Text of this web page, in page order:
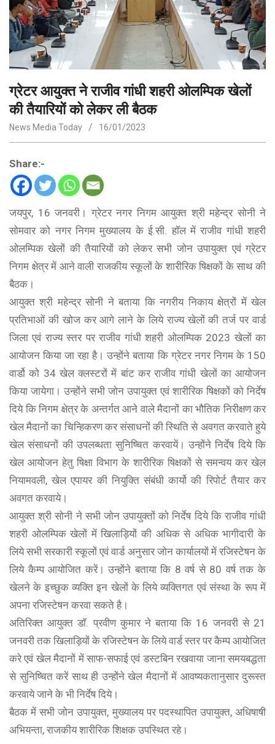
ग्रेटर आयुक्त ने राजीव गांधी शहरी ओलम्पिक खेलों
की तैयारियों को लेकर ली बैठक
News Media Today 16/01/2023
Share:-
जयपुर, 16 जनवरी। ग्रेटर नगर निगम आयुक्त श्री महेन्द्र सोनी ने
सोमवार को नगर निगम मुख्यालय के ई.सी. हाॅल में राजीव गांधी शहरी
ओलम्पिक खेलों की तैयारियों को लेकर सभी जोन उपायुक्त एवं ग्रेटर
निगम क्षेत्र में आने वाली राजकीय स्कूलों के शारीरिक षिक्षकों के साथ की
बैठक।
आयुक्त श्री महेन्द्र सोनी ने बताया कि नगरीय निकाय क्षेत्रों में खेल
प्रतिभाओं की खोज कर आगे लाने के लिये राज्य खेलों की तर्ज पर वार्ड
जिला एवं राज्य स्तर पर राजीव गांधी शहरी ओलम्पिक 2023 खेलों का
आयोजन किया जा रहा है। उन्होंने बताया कि ग्रेटर नगर निगम के 150
वार्डो को 34 खेल क्लस्टरों में बांट कर राजीव गांधी खेलों का आयोजन
किया जायेगा। उन्होंने सभी जोन उपायुक्त एवं शारीरिक षिक्षकों को निर्देष
दिये कि निगम क्षेत्र के अन्तर्गत आने वाले मैदानों का भौतिक निरीक्षण कर
खेल मैदानों का चिन्हिकरण कर संसाधनों की स्थिति से अवगत करवाते हुये
खेल संसाधनों की उपलब्धता सुनिष्चित करवायें। उन्होंने निर्देष दिये कि
खेल आयोजन हेतु षिक्षा विभाग के शारीरिक षिक्षकों से समन्वय कर खेल
नियामवली, खेल एपायर की नियुक्ति संबंधी कार्यो की रिपोर्ट तैयार कर
अवगत करवाये।
आयुक्त श्री सोनी ने सभी जोन उपायुक्तों को निर्देष दिये कि राजीव गांधी
शहरी ओलम्पिक खेलों में खिलाड़ियों की अधिक से अधिक भागीदारी के
लिये सभी सरकारी स्कूलों एवं वार्ड अनुसार जोन कार्यालयों में रजिस्टेषन के
लिये कैम्प आयोजित करें। उन्होंने बताया कि 8 वर्ष से 80 वर्ष तक के
खेलने के इच्छुक व्यक्ति इन खेलों के लिये व्यक्तिगत एवं संस्था के रूप में
अपना रजिस्टेषन करवा सकते है।
अतिरिक्त आयुक्त डाॅ. प्रवीण कुमार ने बताया कि 16 जनवरी से 21
जनवरी तक खिलाड़ियों के रजिस्टेषन के लिये वार्ड स्तर पर कैम्प आयोजित
करे एवं खेल मैदानों में साफ-सफाई एवं डस्टबिन रखवाया जाना समयबद्धता
से सुनिष्चित करें साथ ही उन्होंने खेल मैदानों में आवष्यकतानुसार दुरूस्त
करवाये जाने के भी निर्देष दिये।
बैठक में सभी जोन उपायुक्त, मुख्यालय पर पदस्थापित उपायुक्त, अधिषाषी
अभियन्ता, राजकीय शारीरिक शिक्षक उपस्थित रहे।